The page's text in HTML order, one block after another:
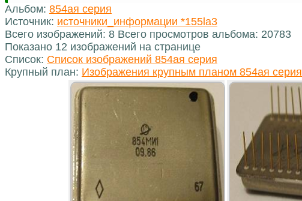
Альбом: 854ая серия
Источник: источники_информации *155la3
Всего изображений: 8 Всего просмотров альбома: 20783
Показано 12 изображений на странице
Список: Список изображений 854ая серия
Крупный план: Изображения крупным планом 854ая серия